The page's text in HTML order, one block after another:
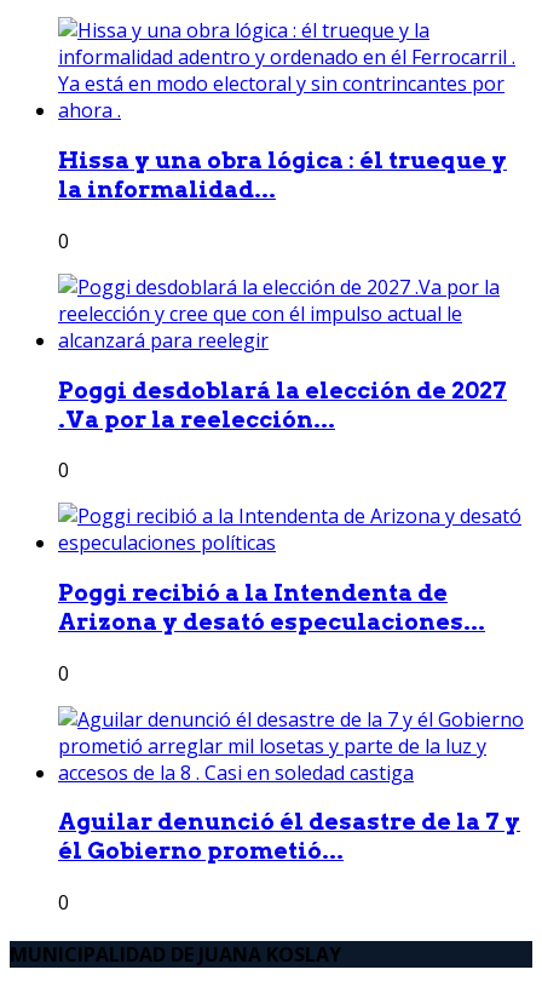
Hissa y una obra lógica : él trueque y
la informalidad...
0
Poggi desdoblará la elección de 2027
.Va por la reelección...
0
Poggi recibió a la Intendenta de
Arizona y desató especulaciones...
0
Aguilar denunció él desastre de la 7 y
él Gobierno prometió...
0
MUNICIPALIDAD DE JUANA KOSLAY